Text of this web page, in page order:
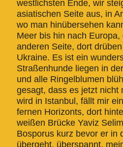
westlichsten Ende, wir
asiatischen Seite aus, in
wo man hinübersehen
Meer bis hin nach Europa,
anderen Seite, dort
Ukraine. Es ist ein
Straßenhunde liegen in
und alle Ringelblumen
gesagt, dass es jetzt nicht
wird in Istanbul, fällt mir
fernen Horizonts, dort
weißen Brücke Yaviz
Bosporus kurz bevor er in
übergeht, überspannt,